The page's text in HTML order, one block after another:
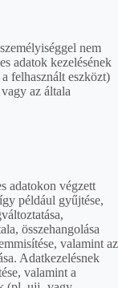
nem
adatok kezelésének
felhasznált eszközt)
az általa
adatokon végzett
például gyűjtése,
összehangolása
valamint az
Adatkezelésnek
valamint a